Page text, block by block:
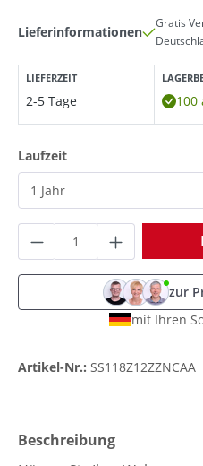
Lieferinformationen
Gratis
LIEFERZEIT
2-5 Tage 100
Laufzeitauswählen
Produkt Anzahl:
zur
mit Ihren
Artikel-Nr.: SS118Z12ZZNCAA
Beschreibung